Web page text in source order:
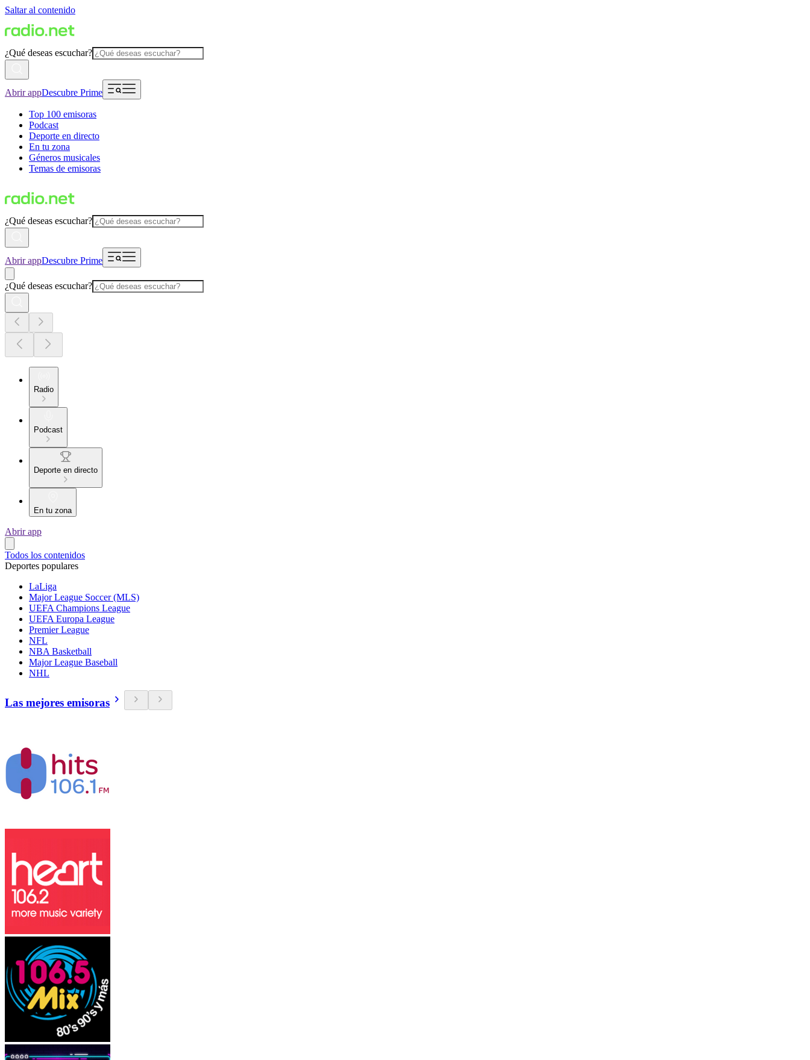
Saltar al contenido
¿Qué deseas escuchar?
Abrir appDescubre Prime
Top 100 emisoras
Podcast
Deporte en directo
En tu zona
Géneros musicales
Temas de emisoras
¿Qué deseas escuchar?
Abrir appDescubre Prime
¿Qué deseas escuchar?
Radio
Podcast
Deporte en directo
En tu zona
Abrir app
Todos los contenidos
Deportes populares
LaLiga
Major League Soccer (MLS)
UEFA Champions League
UEFA Europa League
Premier League
NFL
NBA Basketball
Major League Baseball
NHL
Las mejores emisoras